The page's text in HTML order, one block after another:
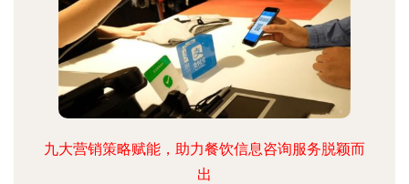
九大营销策略赋能，助力餐饮信息咨询服务脱颖而
出